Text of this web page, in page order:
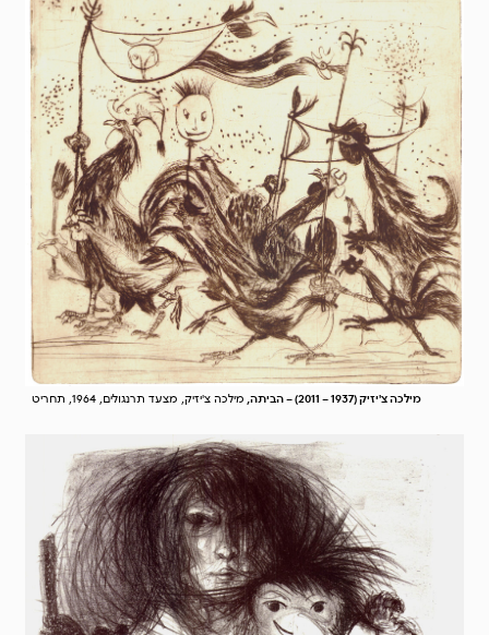
מילכה צ'יזיק (1937 – 2011) – הביתה, מילכה צ'יזיק, מצעד תרנגולים, 1964, תחריט